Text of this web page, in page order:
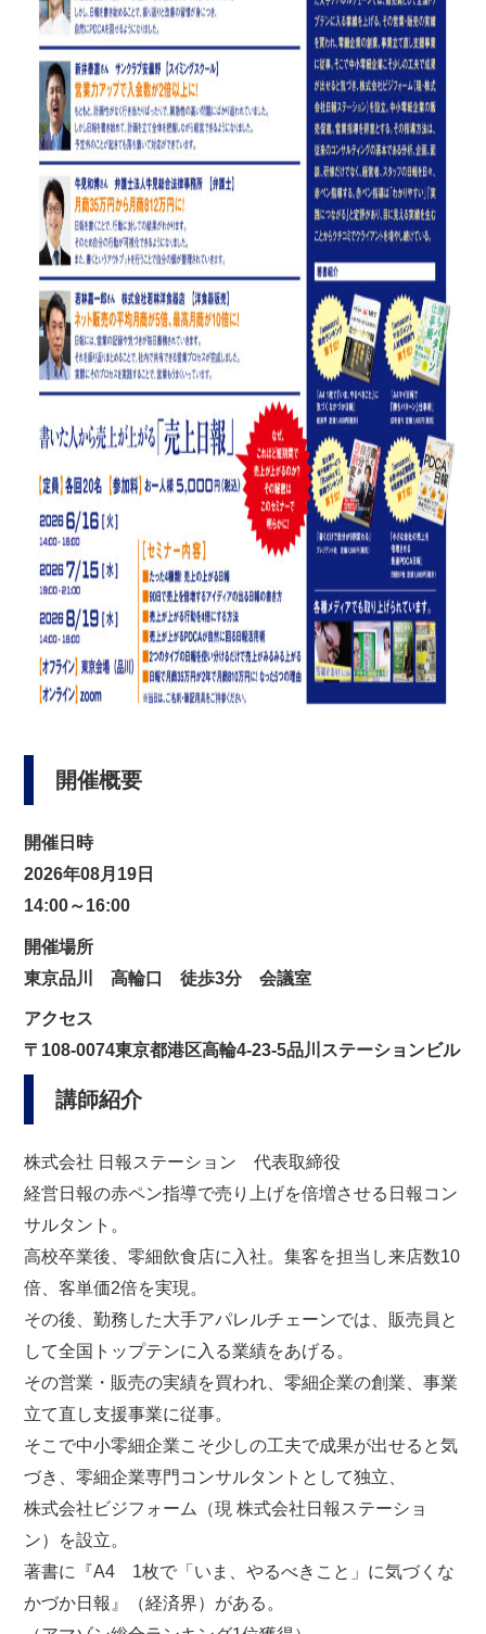
開催概要
開催日時
2026年08月19日
14:00～16:00
開催場所
東京品川 高輪口 徒歩3分 会議室
アクセス
〒108-0074東京都港区高輪4-23-5品川ステーションビル
講師紹介
株式会社 日報ステーション 代表取締役
経営日報の赤ペン指導で売り上げを倍増させる日報コン
サルタント。
高校卒業後、零細飲食店に入社。集客を担当し来店数10
倍、客単価2倍を実現。
その後、勤務した大手アパレルチェーンでは、販売員と
して全国トップテンに入る業績をあげる。
その営業・販売の実績を買われ、零細企業の創業、事業
立て直し支援事業に従事。
そこで中小零細企業こそ少しの工夫で成果が出せると気
づき、零細企業専門コンサルタントとして独立、
株式会社ビジフォーム（現 株式会社日報ステーショ
ン）を設立。
著書に『A4 1枚で「いま、やるべきこと」に気づくな
かづか日報』（経済界）がある。